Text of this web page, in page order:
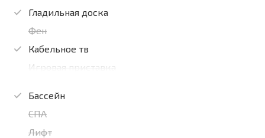
Гладильная доска
Фен
Кабельное тв
Игровая приставка
Бассейн
СПА
Лифт